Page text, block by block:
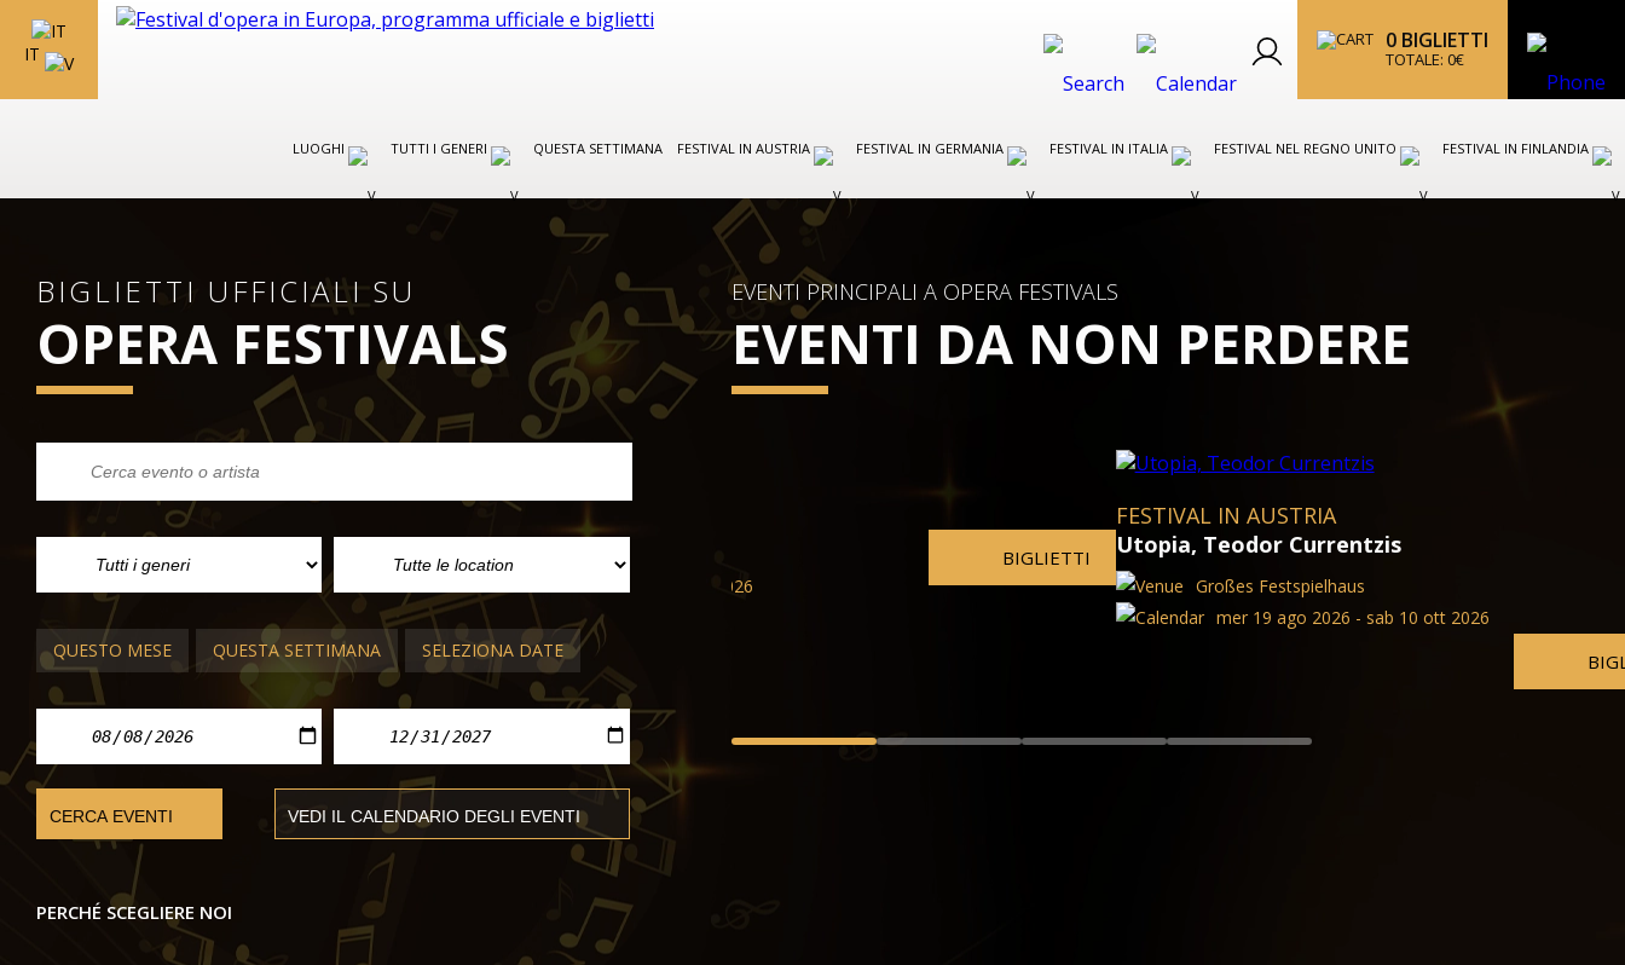
IT
0 BIGLIETTI
TOTALE: 0€
LUOGHI TUTTI I GENERI QUESTA SETTIMANA FESTIVAL IN AUSTRIA FESTIVAL IN GERMANIA FESTIVAL IN ITALIA FESTIVAL NEL REGNO UNITO FESTIVAL IN FINLANDIA
BIGLIETTI UFFICIALI SU
OPERA FESTIVALS
QUESTO MESE QUESTA SETTIMANA SELEZIONA DATE
PERCHÉ SCEGLIERE NOI
EVENTI PRINCIPALI A OPERA FESTIVALS
EVENTI DA NON PERDERE
FESTIVAL IN ITALIA
Gala Verdiano
sab 10 ott 2026
BIGLIETTI
Großes Festspielhaus
FESTIVAL IN AUSTRIA
Cosi fan tutte
mar 11 ago 2026 - sab